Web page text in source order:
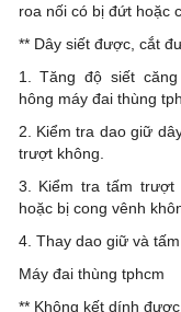
roa nối có bị đứt hoặc
** Dây siết được, cắt
1. Tăng độ siết
hông máy đai thùng
2. Kiểm tra dao giữ
trượt không.
3. Kiểm tra tấm
hoặc bị cong vênh
4. Thay dao giữ và
Máy đai thùng tphcm
** Không kết dính